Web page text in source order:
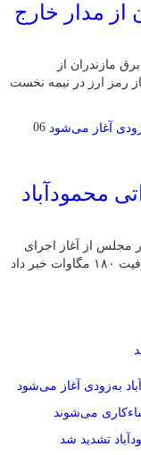
از مدار خارج
مازندران از
غیرمجاز رمز ارز در نیمه نخست
06
۵۰۰ مگاواتی محمودآباد
در مجلس از آغاز اجرای
فاز نخست نیروگاه ۵۰۰ مگاواتی محمودآباد با ظرفیت ۱۸۰ مگاوات خبر داد
تشدید شد